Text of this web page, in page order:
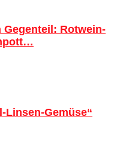
Gegenteil: Rotwein-
Linsen-Gemüse“